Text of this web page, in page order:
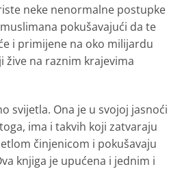
neke nenormalne postupke
pokušavajući da te
i primijene na oko milijardu
žive na raznim krajevima
svijetla. Ona je u svojoj jasnoći
ima i takvih koji zatvaraju
činjenicom i pokušavaju
knjiga je upućena i jednim i